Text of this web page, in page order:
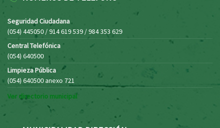
Seguridad Ciudadana
(054) 445050 / 914 619 539 / 984 353 629
Central Telefónica
(054) 640500
Limpieza Pública
(054) 640500 anexo 721
Ver directorio municipal